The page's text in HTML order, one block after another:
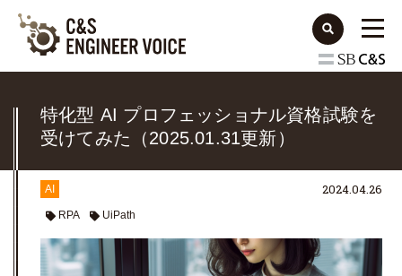
特化型 AI プロフェッショナル資格試験を
受けてみた（2025.01.31更新）
AI
RPA UiPath
2024.04.26